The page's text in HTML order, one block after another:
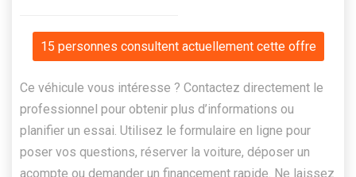
15 personnes consultent actuellement cette offre
Ce véhicule vous intéresse ? Contactez directement le
professionnel pour obtenir plus d’informations ou
planifier un essai. Utilisez le formulaire en ligne pour
poser vos questions, réserver la voiture, déposer un
acompte ou demander un financement rapide. Ne laissez